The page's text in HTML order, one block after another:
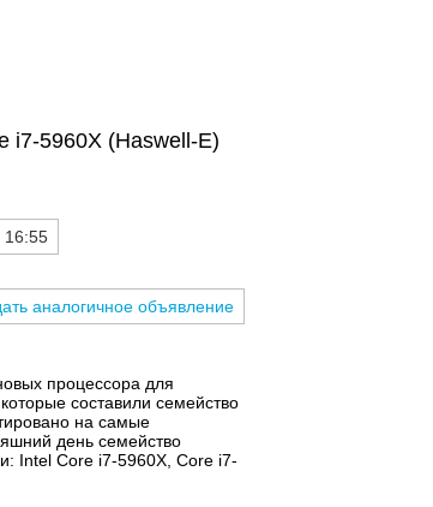
i7-5960X (Haswell-E)
16:55
аналогичное объявление
процессора для
составили семейство
на самые
день семейство
Intel Core i7-5960X, Core i7-